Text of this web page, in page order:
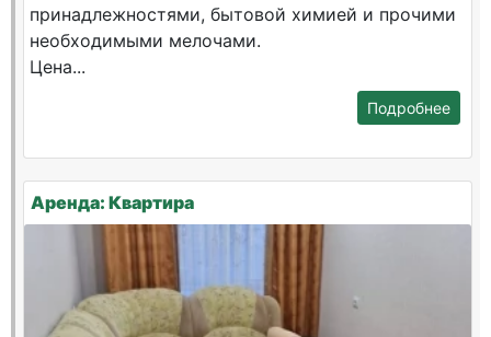
принадлежностями, бытовой химией и прочими
необходимыми мелочами.
Цена...
Подробнее
Аренда: Квартира